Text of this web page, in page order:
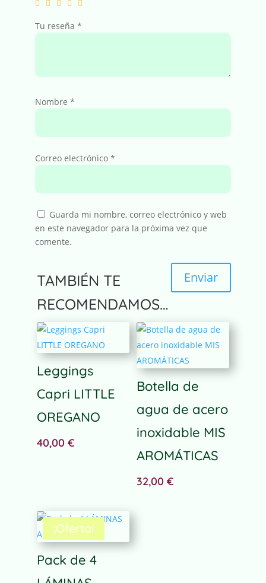
Tu reseña *
Nombre *
Correo electrónico *
Guarda mi nombre, correo electrónico y web
en este navegador para la próxima vez que
comente.
Enviar
A
t
e
n
t
v
TAMBIÉN TE
RECOMENDAMOS…
Leggings
Capri LITTLE
OREGANO
40,00 €
Botella de
agua de acero
inoxidable MIS
AROMÁTICAS
32,00€
¡Oferta!
Pack de 4